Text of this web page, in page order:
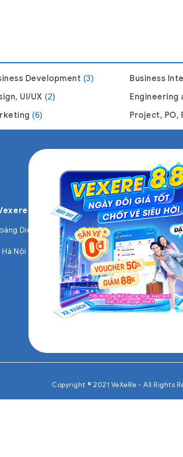
Development (3) Business
UI/UX (2) Engineering
(6) Project, PO,
Diệu, Phường 6, Quận 4, TP
Nội
See All
Account
Product
Copyright © 2021 VeXeRe - All Rights